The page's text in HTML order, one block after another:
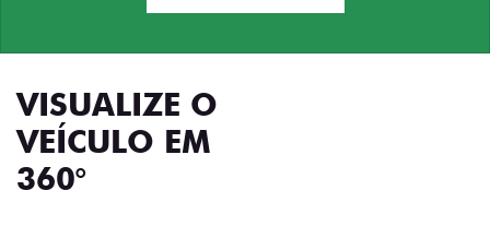
VISUALIZE O
VEÍCULO EM
360°